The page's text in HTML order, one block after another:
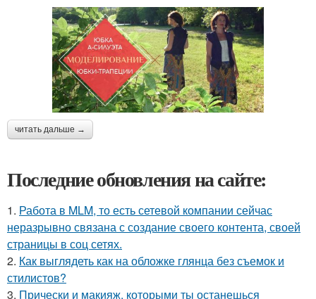
читать дальше →
Последние обновления на сайте:
1. Работа в MLM, то есть сетевой компании сейчас
неразрывно связана с создание своего контента, своей
страницы в соц сетях.
2. Как выглядеть как на обложке глянца без съемок и
стилистов?
3. Прически и макияж, которыми ты останешься